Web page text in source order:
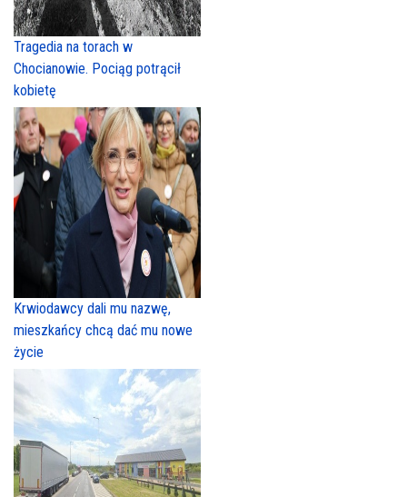
Tragedia na torach w
Chocianowie. Pociąg potrącił
kobietę
Krwiodawcy dali mu nazwę,
mieszkańcy chcą dać mu nowe
życie